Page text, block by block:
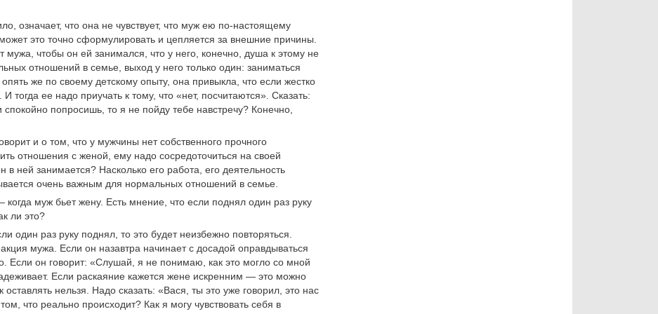
означает, что она не чувствует, что муж ею по-настоящему
это точно сформулировать и цепляется за внешние причины.
мужа, чтобы он ей занимался, что у него, конечно, душа к этому не
отношений в семье, выход у него только один: заниматься
же по своему детскому опыту, она привыкла, что если жестко
тогда ее надо приучать к тому, что «нет, посчитаются». Сказать:
попросишь, то я не пойду тебе навстречу? Конечно,
и о том, что у мужчины нет собственного прочного
отношения с женой, ему надо сосредоточиться на своей
ней занимается? Насколько его работа, его деятельность
очень важным для нормальных отношений в семье.
муж бьет жену. Есть мнение, что если поднял один раз руку
ли это?
один раз руку поднял, то это будет неизбежно повторяться.
мужа. Если он назавтра начинает с досадой оправдываться
он говорит: «Слушай, я не понимаю, как это могло со мной
Если раскаяние кажется жене искренним — это можно
нельзя. Надо сказать: «Вася, ты это уже говорил, это нас
что реально происходит? Как я могу чувствовать себя в